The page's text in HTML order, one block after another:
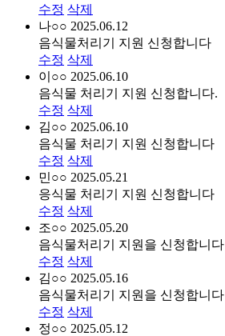
수정 삭제
나○○ 2025.06.12
음식물처리기 지원 신청합니다
수정 삭제
이○○ 2025.06.10
음식물 처리기 지원 신청합니다.
수정 삭제
김○○ 2025.06.10
음식물 처리기 지원 신청합니다
수정 삭제
민○○ 2025.05.21
응식물 처리기 지원 신청합니다
수정 삭제
조○○ 2025.05.20
음식물처리기 지원을 신청합니다
수정 삭제
김○○ 2025.05.16
음식물처리기 지원을 신청합니다
수정 삭제
정○○ 2025.05.12